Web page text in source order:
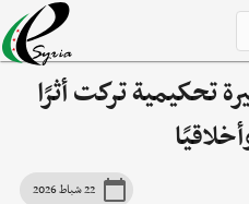
تحكيمية تركت أثرًا
22 شباط 2026